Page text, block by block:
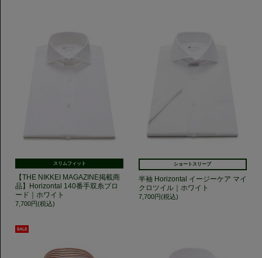
スリムフィット
【THE NIKKEI MAGAZINE掲載商
品】Horizontal 140番手双糸ブロ
ード｜ホワイト
7,700円(税込)
ショートスリーブ
半袖 Horizontal イージーケア マイ
クロツイル｜ホワイト
7,700円(税込)